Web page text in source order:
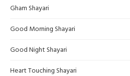
Gham Shayari
Good Morning Shayari
Good Night Shayari
Heart Touching Shayari